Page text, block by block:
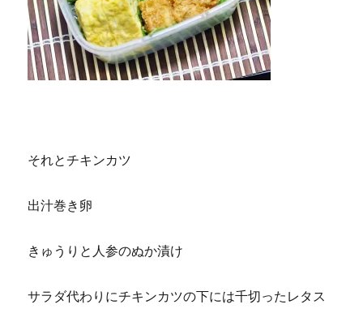
それとチキンカツ
出汁巻き卵
きゅうりと人参のぬか漬け
サラダ代わりにチキンカツの下には千切ったレタス